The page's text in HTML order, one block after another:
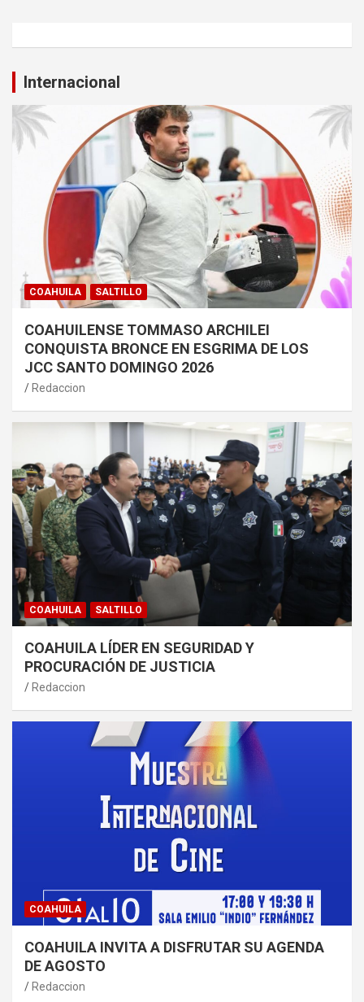
Internacional
COAHUILA SALTILLO
COAHUILENSE TOMMASO ARCHILEI
CONQUISTA BRONCE EN ESGRIMA DE LOS
JCC SANTO DOMINGO 2026
Redaccion
COAHUILA SALTILLO
COAHUILA LÍDER EN SEGURIDAD Y
PROCURACIÓN DE JUSTICIA
Redaccion
COAHUILA
COAHUILA INVITA A DISFRUTAR SU AGENDA
DE AGOSTO
Redaccion